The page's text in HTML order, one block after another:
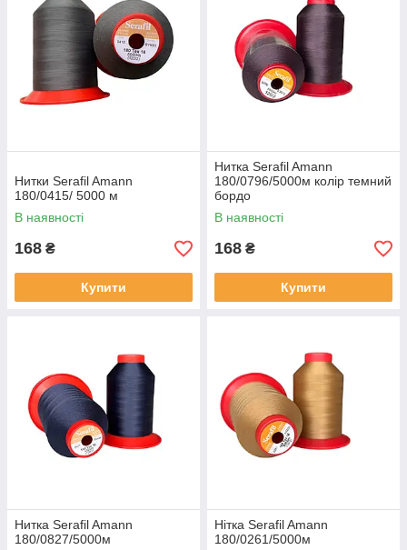
Нитки Serafil Amann
180/0415/ 5000 м
В наявності
168 ₴
Купити
Ниткa Serafil Amann
180/0796/5000м колір темний
бордо
В наявності
168 ₴
Купити
Ниткa Serafil Amann
180/0827/5000м
Нітка Serafil Amann
180/0261/5000м